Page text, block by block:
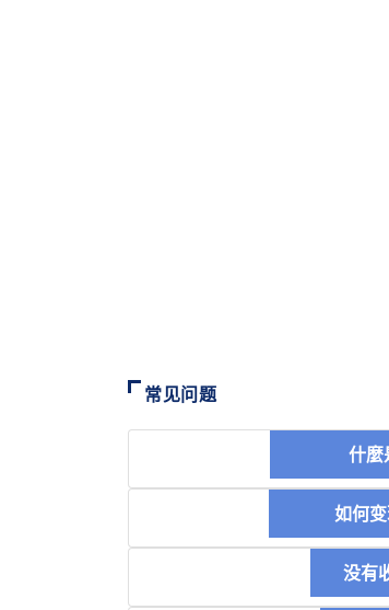
常见问题
什麼
如何变
没有